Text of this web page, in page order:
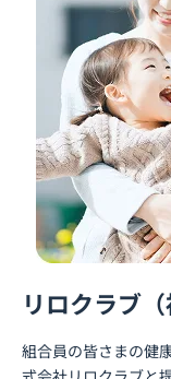
リロクラブ
組合員の皆さまの健